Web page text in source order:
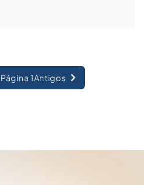
Página 1Antigos